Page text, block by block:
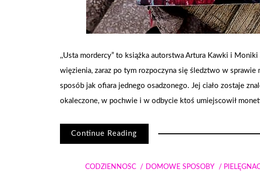
,,Usta mordercy” to książka autorstwa Artura Kawki i
więzienia, zaraz po tym rozpoczyna się śledztwo w
sposób jak ofiara jednego osadzonego. Jej ciało zostaje
okaleczone, w pochwie i w odbycie ktoś umiejscowił
Continue Reading
CODZIENNOŚĆ DOMOWE SPOSOBY